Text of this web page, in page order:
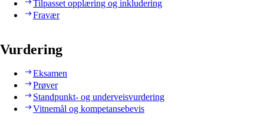
Tilpasset opplæring og inkludering
Fravær
Vurdering
Eksamen
Prøver
Standpunkt- og underveisvurdering
Vitnemål og kompetansebevis